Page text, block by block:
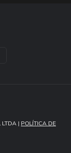
| POLÍTICA DE